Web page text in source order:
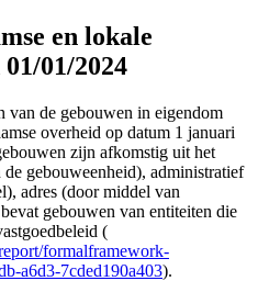
en lokale
01/2024
van de gebouwen in eigendom
overheid op datum 1 januari
zijn afkomstig uit het
gebouweenheid), administratief
adres (door middel van
gebouwen van entiteiten die
(
formalframework-
a6d3-7cded190a403).